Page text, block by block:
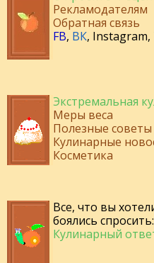
Рекламодателям
Обратная связь
FB, ВК, Instagram,
Экстремальная
Меры веса
Полезные советы
Кулинарные
Косметика
Все, что вы
боялись спросить:
Кулинарный